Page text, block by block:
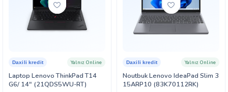
Laptop Lenovo ThinkPad T14
G6/ 14″ (21QDS5WU-RT)
Daxili kredit Yalnız Online
Noutbuk Lenovo IdeaPad Slim 3
15ARP10 (83K70112RK)
Daxili kredit Yalnız Online